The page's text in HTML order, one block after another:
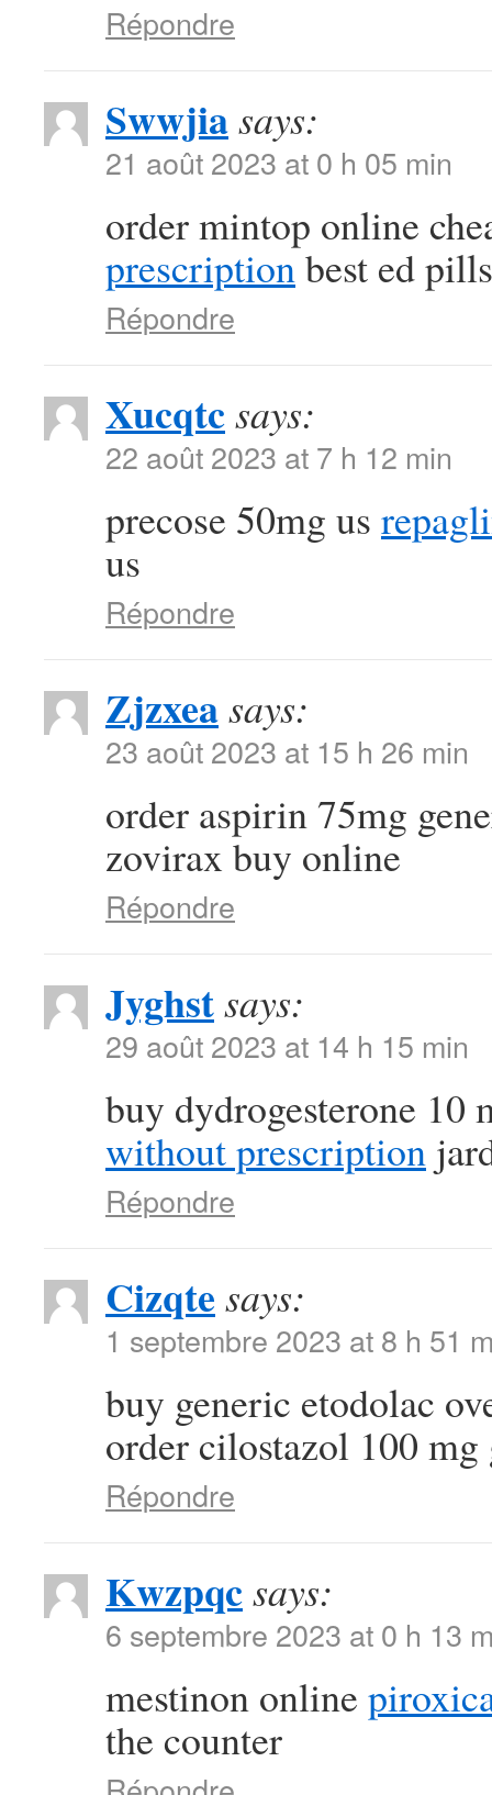
Répondre
Swwjiasays:
21 août 2023 at 0 h 05 min
order mintop online
prescriptionbest ed pills
Répondre
Xucqtcsays:
22 août 2023 at 7 h 12 min
precose 50mg us
us
Répondre
Zjzxeasays:
23 août 2023 at 15 h 26 min
order aspirin 75mg
zovirax buy online
Répondre
Jyghstsays:
29 août 2023 at 14 h 15 min
buy dydrogesterone 10
without prescription
Répondre
Cizqte says:
1 septembre 2023 at 8 h 51
buy generic etodolac
order cilostazol 100 mg
Répondre
Kwzpqcsays:
6 septembre 2023 at 0 h 13
mestinon online
the counter